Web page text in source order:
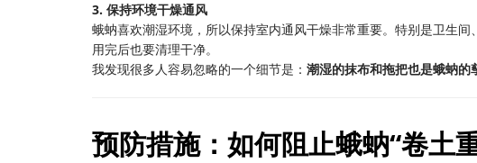
3. 保持环境干燥通风
蛾蚋喜欢潮湿环境，所以保持室内通风干燥非常重要。特别是卫生
用完后也要清理干净。
我发现很多人容易忽略的一个细节是： 潮湿的抹布和拖把也是蛾蚋的
预防措施：如何阻止蛾蚋“卷土